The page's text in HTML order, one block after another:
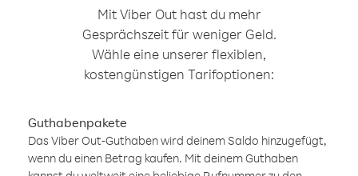
Mit Viber Out hast du mehr
Gesprächszeit für weniger Geld.
Wähle eine unserer flexiblen,
kostengünstigen Tarifoptionen:
Guthabenpakete
Das Viber Out-Guthaben wird deinem Saldo hinzugefügt,
wenn du einen Betrag kaufen. Mit deinem Guthaben